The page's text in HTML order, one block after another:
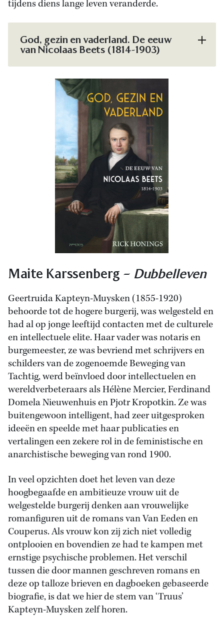
tijdens diens lange leven veranderde.
God, gezin en vaderland. De eeuw
van Nicolaas Beets (1814-1903)
Maite Karssenberg – Dubbelleven
Geertruida Kapteyn-Muysken (1855-1920)
behoorde tot de hogere burgerij, was welgesteld en
had al op jonge leeftijd contacten met de culturele
en intellectuele elite. Haar vader was notaris en
burgemeester, ze was bevriend met schrijvers en
schilders van de zogenoemde Beweging van
Tachtig, werd beïnvloed door intellectuelen en
wereldverbeteraars als Hélène Mercier, Ferdinand
Domela Nieuwenhuis en Pjotr Kropotkin. Ze was
buitengewoon intelligent, had zeer uitgesproken
ideeën en speelde met haar publicaties en
vertalingen een zekere rol in de feministische en
anarchistische beweging van rond 1900.
In veel opzichten doet het leven van deze
hoogbegaafde en ambitieuze vrouw uit de
welgestelde burgerij denken aan vrouwelijke
romanfiguren uit de romans van Van Eeden en
Couperus. Als vrouw kon zij zich niet volledig
ontplooien en bovendien ze had te kampen met
ernstige psychische problemen. Het verschil
tussen die door mannen geschreven romans en
deze op talloze brieven en dagboeken gebaseerde
biografie, is dat we hier de stem van ‘Truus’
Kapteyn-Muysken zelf horen.